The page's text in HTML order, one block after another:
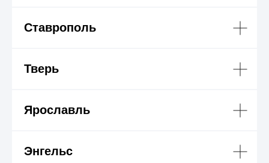
Ставрополь
Тверь
Ярославль
Энгельс